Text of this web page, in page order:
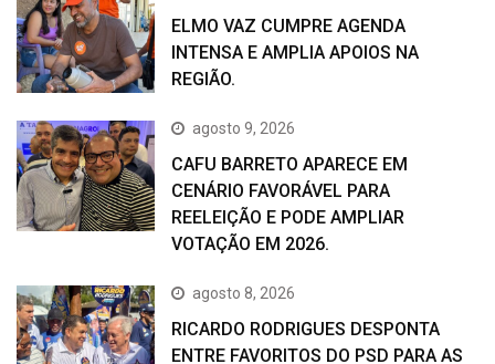
ELMO VAZ CUMPRE AGENDA
INTENSA E AMPLIA APOIOS NA
REGIÃO.
agosto 9, 2026
CAFU BARRETO APARECE EM
CENÁRIO FAVORÁVEL PARA
REELEIÇÃO E PODE AMPLIAR
VOTAÇÃO EM 2026.
agosto 8, 2026
RICARDO RODRIGUES DESPONTA
ENTRE FAVORITOS DO PSD PARA AS